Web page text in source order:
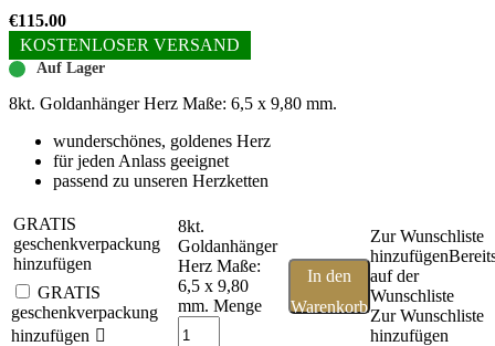
€115.00
KOSTENLOSER VERSAND
Auf Lager
8kt. Goldanhänger Herz Maße: 6,5 x 9,80 mm.
wunderschönes, goldenes Herz
für jeden Anlass geeignet
passend zu unseren Herzketten
GRATIS
geschenkverpackung
hinzufügen
GRATIS
geschenkverpackung
hinzufügen
8kt.
Goldanhänger
Herz Maße:
6,5 x 9,80
mm. Menge
In den
Warenkorb
Zur Wunschliste
hinzufügen
auf der
Wunschliste
Zur Wunschliste
hinzufügen